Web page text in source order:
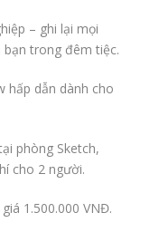
– ghi lại mọi
trong đêm tiệc.
hấp dẫn dành cho
phòng Sketch,
cho 2 người.
1.500.000 VNĐ.